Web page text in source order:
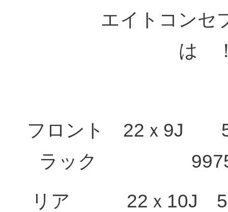
エイトコン
は
フロント 22ｘ9J
ラック
リア 22ｘ10J